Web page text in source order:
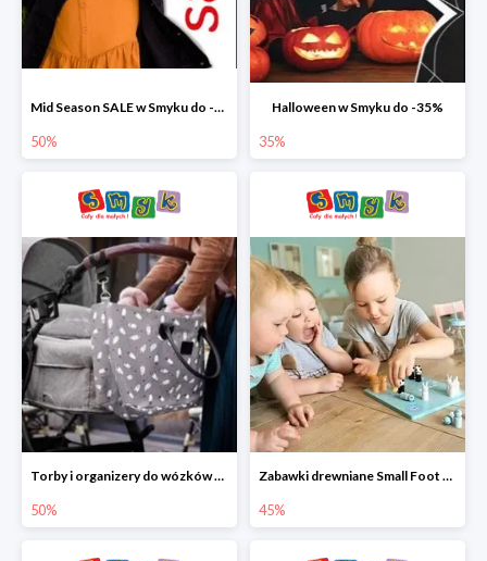
Mid Season SALE w Smyku do -50%
50%
Halloween w Smyku do -35%
35%
Torby i organizery do wózków w Smyku do -50%
50%
Zabawki drewniane Small Foot do -45%
45%